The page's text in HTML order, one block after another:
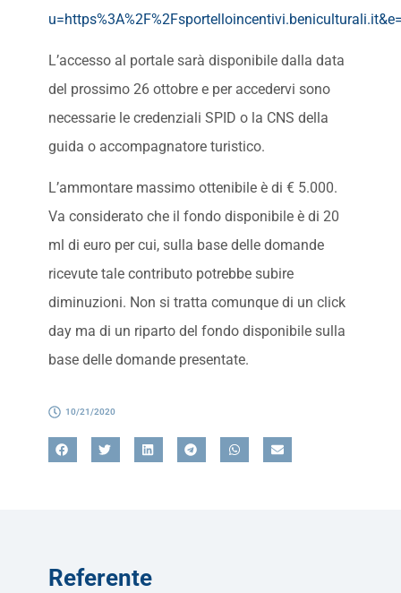
L’accesso al portale sarà disponibile dalla data
del prossimo 26 ottobre e per accedervi sono
necessarie le credenziali SPID o la CNS della
guida o accompagnatore turistico.
L’ammontare massimo ottenibile è di € 5.000.
Va considerato che il fondo disponibile è di 20
ml di euro per cui, sulla base delle domande
ricevute tale contributo potrebbe subire
diminuzioni. Non si tratta comunque di un click
day ma di un riparto del fondo disponibile sulla
base delle domande presentate.
10/21/2020
Referente